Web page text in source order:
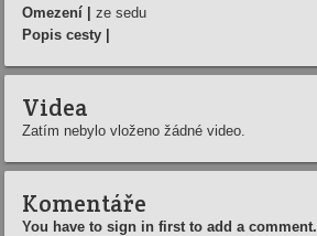
Omezení |
ze sedu
Popis cesty |
Videa
Zatím nebylo vloženo žádné video.
Komentáře
You have to sign in first to add a comment.